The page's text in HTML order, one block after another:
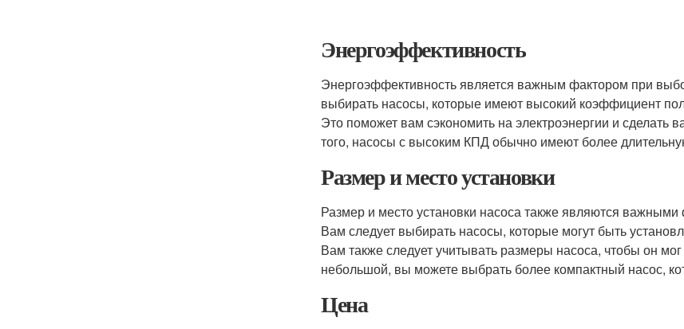
Энергоэффективность
Энергоэффективность является важным фактором при
выбирать насосы, которые имеют высокий коэффициент
Это поможет вам сэкономить на электроэнергии и сделать
того, насосы с высоким КПД обычно имеют более
Размер и место установки
Размер и место установки насоса также являются
Вам следует выбирать насосы, которые могут быть
Вам также следует учитывать размеры насоса, чтобы он
небольшой, вы можете выбрать более компактный насос,
Цена